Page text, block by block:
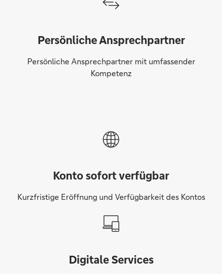
Persönliche Ansprechpartner
Persönliche Ansprechpartner mit umfassender
Kompetenz
Konto sofort verfügbar
Kurzfristige Eröffnung und Verfügbarkeit des Kontos
Digitale Services